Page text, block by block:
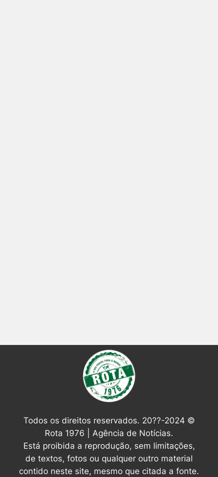
Todos os direitos reservados. 20??-2024 ©
Rota 1976 | Agência de Notícias.
Está proibida a reprodução, sem limitações,
de textos, fotos ou qualquer outro material
contido neste site, mesmo que citada a fonte.